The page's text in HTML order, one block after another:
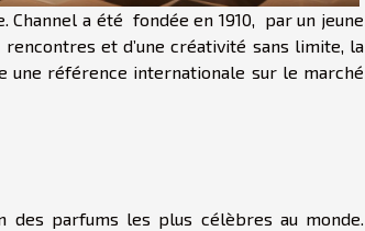
a été fondée en 1910, par un jeune
et d’une créativité sans limite, la
une référence internationale sur le marché
des parfums les plus célèbres au monde.